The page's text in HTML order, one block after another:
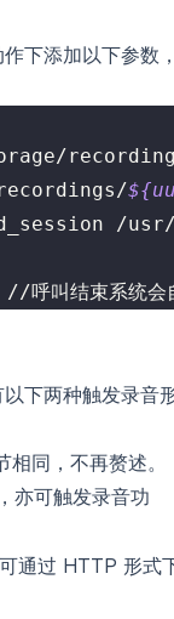
下添加以下参数，
/
束系统会自动
下两种触发录音
同，不再赘述。
亦可触发录音功
通过 HTTP 形式